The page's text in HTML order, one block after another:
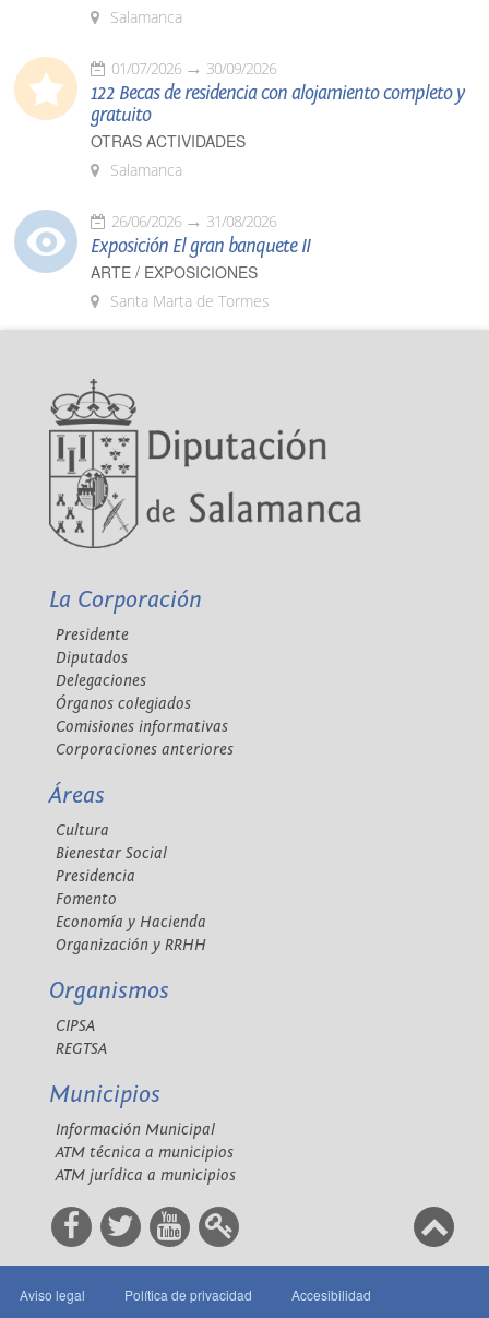
Salamanca
01/07/2026 30/09/2026
122 Becas de residencia con alojamiento completo y
gratuito
OTRAS ACTIVIDADES
Salamanca
26/06/2026 31/08/2026
Exposición El gran banquete II
ARTE / EXPOSICIONES
Santa Marta de Tormes
La Corporación
Presidente
Diputados
Delegaciones
Órganos colegiados
Comisiones informativas
Corporaciones anteriores
Áreas
Cultura
Bienestar Social
Presidencia
Fomento
Economía y Hacienda
Organización y RRHH
Organismos
CIPSA
REGTSA
Municipios
Información Municipal
ATM técnica a municipios
ATM jurídica a municipios
Aviso legal Política de privacidad Accesibilidad